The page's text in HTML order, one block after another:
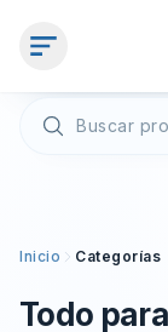
Inicio Categorías
Todo